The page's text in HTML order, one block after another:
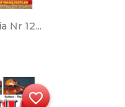
Nr 12...
favorite_border